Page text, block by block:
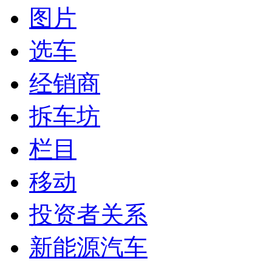
图片
选车
经销商
拆车坊
栏目
移动
投资者关系
新能源汽车